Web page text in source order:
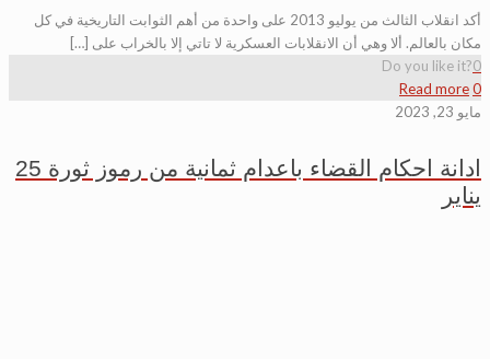
أكد انقلاب الثالث من يوليو 2013 على واحدة من أهم الثوابت التاريخية في كل
مكان بالعالم. ألا وهي أن الانقلابات العسكرية لا تاتي إلا بالخراب على […]
Do you like it?0
0
Read more
مايو 23, 2023
ادانة احكام القضاء باعدام ثمانية من رموز ثورة 25
يناير